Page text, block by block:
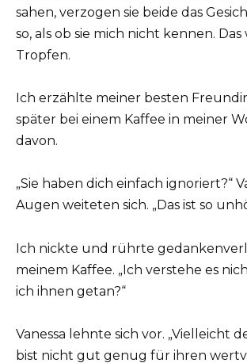
sahen, verzogen sie beide das
so, als ob sie mich nicht kennen.
Tropfen.
Ich erzählte meiner besten
später bei einem Kaffee in meiner
davon.
„Sie haben dich einfach ignoriert?“
Augen weiteten sich. „Das ist so
Ich nickte und rührte
meinem Kaffee. „Ich verstehe es
ich ihnen getan?“
Vanessa lehnte sich vor. „Vielleicht
bist nicht gut genug für ihren